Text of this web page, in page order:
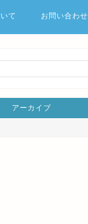
て お問い合わせ
アーカイブ